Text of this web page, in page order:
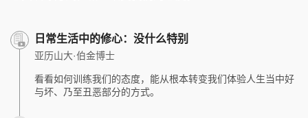
日常生活中的修心：没什么特别
亚历山大·伯金博士
看看如何训练我们的态度，能从根本转变我们体验人生当中好
与坏、乃至丑恶部分的方式。